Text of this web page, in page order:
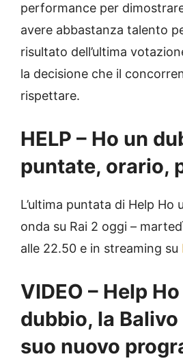
performance per
avere abbastanza talento
risultato dell’ultima
la decisione che il
rispettare.
HELP – Ho un
puntate, orario,
L’ultima puntata di Help Ho
onda su Rai 2 oggi –
alle 22.50 e in streaming su
VIDEO – Help
dubbio, la
suo nuovo